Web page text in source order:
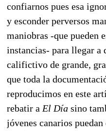
confiarnos pues esa
y esconder perversos
maniobras -que pueden
instancias- para llegar a
califictivo de grande,
que toda la
reproducimos en este
rebatir a El Día sino
jóvenes canarios